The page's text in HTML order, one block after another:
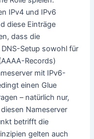
IPv4 und IPv6
diese Einträge
dass die
Setup sowohl für
Records)
mit IPv6-
einen Glue
– natürlich nur,
Nameserver
betrifft die
gelten auch